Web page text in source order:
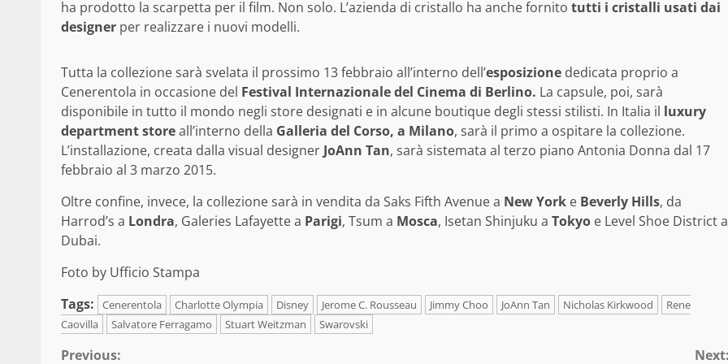
ha prodotto la scarpetta per il film. Non solo. L’azienda di cristallo ha anche fornito tutti i cristalli usati dai
designer per realizzare i nuovi modelli.
Tutta la collezione sarà svelata il prossimo 13 febbraio all’interno dell’esposizione dedicata proprio a
Cenerentola in occasione del Festival Internazionale del Cinema di Berlino. La capsule, poi, sarà
disponibile in tutto il mondo negli store designati e in alcune boutique degli stessi stilisti. In Italia il luxury
department storeall’interno della Galleria del Corso, a Milano, sarà il primo a ospitare la collezione.
L’installazione, creata dalla visual designer JoAnn Tan, sarà sistemata al terzo piano Antonia Donna dal 17
febbraio al 3 marzo 2015.
Oltre confine, invece, la collezione sarà in vendita da Saks Fifth Avenue a New York e Beverly Hills, da
Harrod’s a Londra, Galeries Lafayette a Parigi, Tsum a Mosca, Isetan Shinjuku a Tokyo e Level Shoe District a
Dubai.
Foto by Ufficio Stampa
Tags:
Cenerentola Charlotte Olympia Disney Jerome C. Rousseau Jimmy Choo JoAnn Tan Nicholas Kirkwood
Rene
Caovilla
Salvatore Ferragamo Stuart Weitzman Swarovski
Previous: